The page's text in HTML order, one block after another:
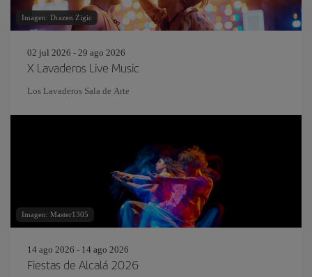
Imagen: Drazen Zigic
02 jul 2026 - 29 ago 2026
X Lavaderos Live Music
Los Lavaderos Sala de Arte
Imagen: Master1305
14 ago 2026 - 14 ago 2026
Fiestas de Alcalá 2026